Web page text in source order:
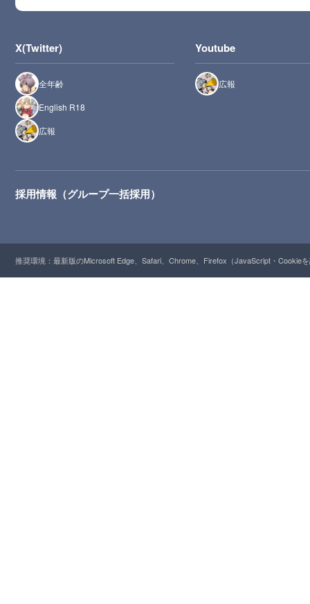
X(Twitter)
全年齢
English R18
広報
Youtube
広報
採用情報（グループ一括採用）
推奨環境：最新版のMicrosoft Edge、Safari、Chrome、Firefox（JavaScript・Cookie